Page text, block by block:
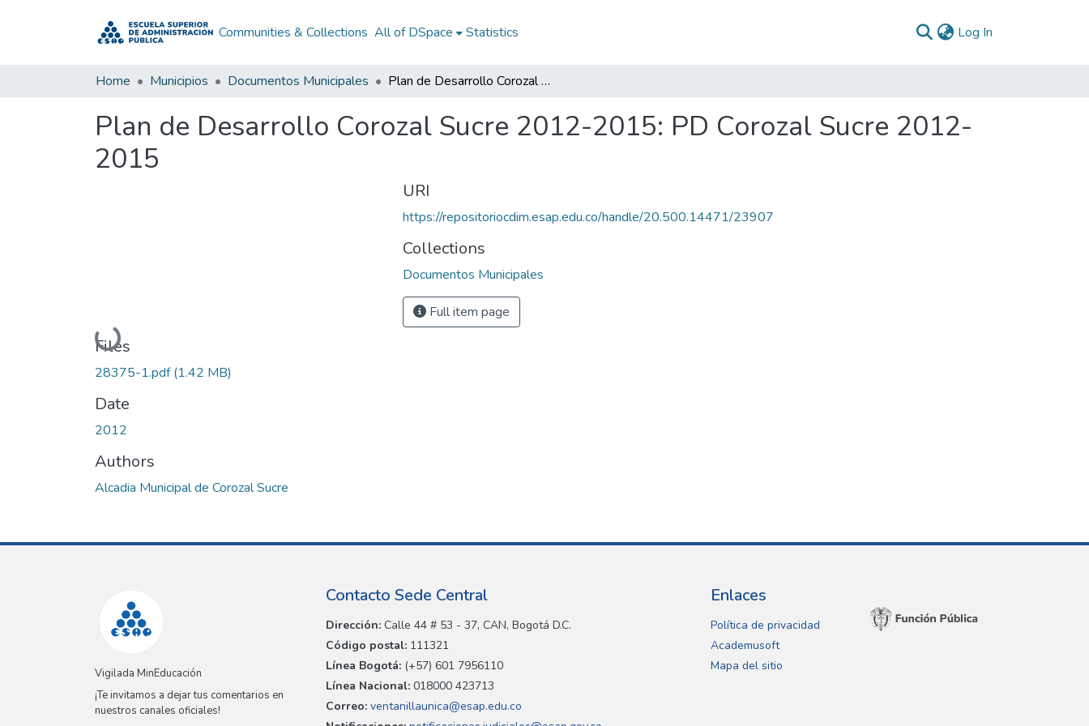
Communities & Collections All of DSpace Statistics Log In
Home Municipios Documentos Municipales Plan de Desarrollo Corozal Sucre 2012-2015: PD Corozal Sucre 2012-2015
Plan de Desarrollo Corozal Sucre 2012-2015: PD Corozal Sucre 2012-
2015
Loading...
Files
28375-1.pdf(1.42 MB)
Date
2012
Authors
Alcadia Municipal de Corozal Sucre
URI
https://repositoriocdim.esap.edu.co/handle/20.500.14471/23907
Collections
Documentos Municipales
Full item page
Vigilada MinEducación
¡Te invitamos a dejar tus comentarios en
nuestros canales oficiales!
Contacto Sede Central
Dirección: Calle 44 # 53 - 37, CAN, Bogotá D.C.
Código postal: 111321
Línea Bogotá: (+57) 601 7956110
Línea Nacional: 018000 423713
Correo: ventanillaunica@esap.edu.co
Enlaces
Política de privacidad
Academusoft
Mapa del sitio